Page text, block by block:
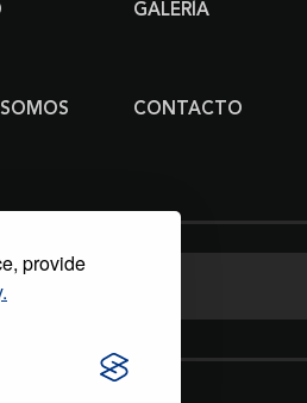
provide
GALERÍA
CONTACTO